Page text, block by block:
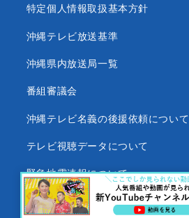
特定個人情報取扱基本方針
沖縄テレビ放送基準
沖縄県内放送局一覧
番組審議会
沖縄テレビ名義の後援依頼について
テレビ視聴データについて
緊急地震速報について
Googleのプライバシーポリシー